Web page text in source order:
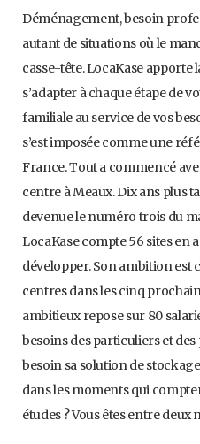
Déménagement, besoin
autant de situations où le
casse-tête. LocaKase
s’adapter à chaque étape de
familiale au service de vos
s’est imposée comme une
France. Tout a commencé
centre à Meaux. Dix ans plus
devenue le numéro trois du
LocaKase compte 56 sites en
développer. Son ambition est
centres dans les cinq
ambitieux repose sur 80
besoins des particuliers et
besoin sa solution de
dans les moments qui
études ? Vous êtes entre deux